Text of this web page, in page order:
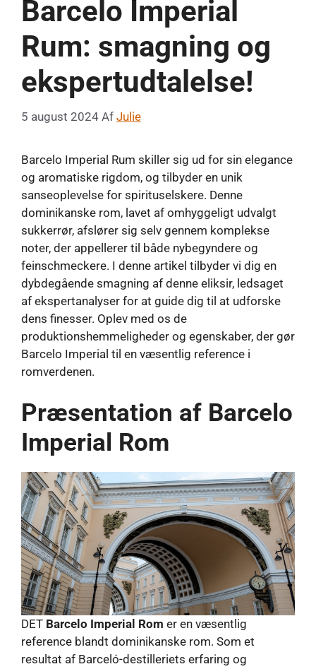
Barcelo Imperial
Rum: smagning og
ekspertudtalelse!
5 august 2024 Af Julie
Barcelo Imperial Rum skiller sig ud for sin elegance
og aromatiske rigdom, og tilbyder en unik
sanseoplevelse for spirituselskere. Denne
dominikanske rom, lavet af omhyggeligt udvalgt
sukkerrør, afslører sig selv gennem komplekse
noter, der appellerer til både nybegyndere og
feinschmeckere. I denne artikel tilbyder vi dig en
dybdegående smagning af denne eliksir, ledsaget
af ekspertanalyser for at guide dig til at udforske
dens finesser. Oplev med os de
produktionshemmeligheder og egenskaber, der gør
Barcelo Imperial til en væsentlig reference i
romverdenen.
Præsentation af Barcelo
Imperial Rom
DET Barcelo Imperial Rom er en væsentlig
reference blandt dominikanske rom. Som et
resultat af Barceló-destilleriets erfaring og